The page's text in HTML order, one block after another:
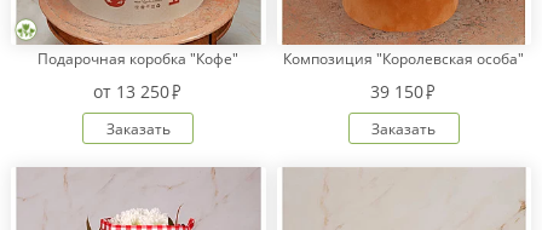
Условия
Бонусная
программа
Подарочная коробка "Кофе"
от 13 250
Заказать
Композиция "Королевская особа"
39 150
Заказать